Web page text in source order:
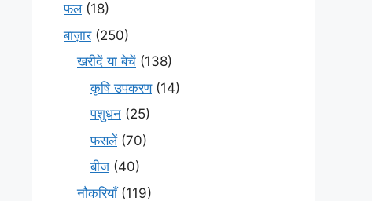
फल(18)
बाज़ार(250)
खरीदें या बेचें (138)
कृषि उपकरण(14)
पशुधन (25)
फसलें(70)
बीज (40)
नौकरियाँ(119)